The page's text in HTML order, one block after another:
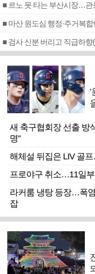
■ 르노 못 타는 부산시장…관
■ 마산 원도심 행정·주거복
새 축구협회장 선출
명”
해체설 뒤집은 LIV 골
프로야구 취소…11일부
라커룸 냉탕 등장…폭
잡